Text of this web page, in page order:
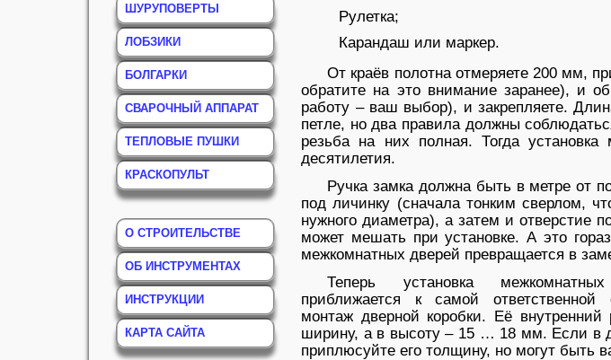
Рулетка;
Карандаш или маркер.
От краёв полотна отмеряете 200 мм,
обратите на это внимание заранее), и
работу – ваш выбор), и закрепляете.
петле, но два правила должны
резьба на них полная. Тогда
десятилетия.
Ручка замка должна быть в метре от
под личинку (сначала тонким сверлом,
нужного диаметра), а затем и отверстие
может мешать при установке. А это
межкомнатных дверей превращается в
Теперь установка
приближается к самой
монтаж дверной коробки. Её
ширину, а в высоту – 15 … 18 мм. Если в
приплюсуйте его толщину, но могут быть
ШУРУПОВЕРТЫ
ЛОБЗИКИ
БОЛГАРКИ
СВАРОЧНЫЙ АППАРАТ
ТЕПЛОВЫЕ ПУШКИ
КРАСКОПУЛЬТ
О СТРОИТЕЛЬСТВЕ
ОБ ИНСТРУМЕНТАХ
ИНСТРУКЦИИ
КАРТА САЙТА